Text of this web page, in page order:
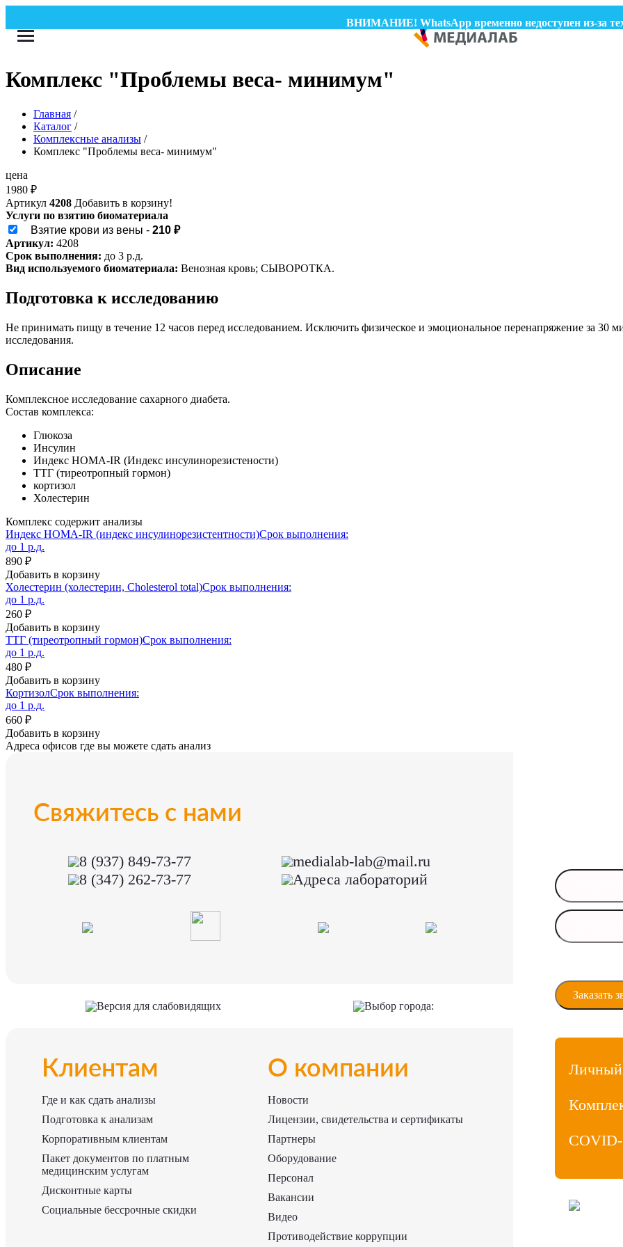
ВНИМАНИЕ! WhatsApp временно недоступен из-за
Комплекс "Проблемы веса- минимум"
Главная /
Каталог /
Комплексные анализы /
Комплекс "Проблемы веса- минимум"
цена
1980 ₽
Артикул 4208 Добавить в корзину!
Услуги по взятию биоматериала
Взятие крови из вены - 210 ₽
Артикул: 4208
Срок выполнения: до 3 р.д.
Вид используемого биоматериала: Венозная кровь; СЫВОРОТКА.
Подготовка к исследованию
Не принимать пищу в течение 12 часов перед исследованием. Исключить физическое и эмоциональное перенапряжение за 30
исследования.
Описание
Комплексное исследование сахарного диабета.
Состав комплекса:
Глюкоза
Инсулин
Индекс HOMA-IR (Индекс инсулинорезистености)
ТТГ (тиреотропный гормон)
кортизол
Холестерин
Комплекс содержит анализы
Индекс HOMA-IR (индекс инсулинорезистентности)Срок выполнения:
до 1 р.д.
890 ₽
Добавить в корзину
Холестерин (холестерин, Cholesterol total)Срок выполнения:
до 1 р.д.
260 ₽
Добавить в корзину
ТТГ (тиреотропный гормон)Срок выполнения:
до 1 р.д.
480 ₽
Добавить в корзину
КортизолСрок выполнения:
до 1 р.д.
660 ₽
Добавить в корзину
Адреса офисов где вы можете сдать анализ
Свяжитесь с нами
8 (937) 849-73-77
8 (347) 262-73-77
medialab-lab@mail.ru
Адреса лабораторий
Версия для слабовидящих Выбор города:
Клиентам
Где и как сдать анализы
Подготовка к анализам
Корпоративным клиентам
Пакет документов по платным
медицинским услугам
Дисконтные карты
Социальные бессрочные скидки
О компании
Новости
Лицензии, свидетельства и сертификаты
Партнеры
Оборудование
Персонал
Вакансии
Видео
Противодействие коррупции
Личный